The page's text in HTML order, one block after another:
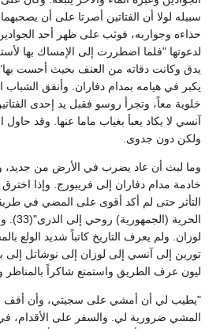
سبيله لولا أن الفتاتين أصرتا على أن
حذاءه وجواربه، فوثب على ظهر أحد
لدعوتها "فلما اضطررت إلى الإمساك بها
يكبر في هيامه بمدام دفاران. وأنفق الشباب
خلوية معاً، وتجرأ روسو فقبل يد إحدى
آنسي لا يكاد يعبأ بغياب ماما عنها. وقد حاول
ولكن دون جدوى.
وما لبث أن عاد يضرب في الأرض من
خادمة مدام دفاران إلى فريبورج. وإذا اخترق
التأثر حتى لم أكد أقوى على المضي في
الحرية
لوزان. ولم يعرف التاريخ كاتباً شديد الولع
تورين إلى آنسي إلى لوزان إلى نوشاتل
ليون عرف الطريق واستمتع شاكراً بالمناظر
"يطيب لي أن أمشي على سجيتي، وأن أقف
المشي ضرورية لي. والسفر على الأقدام،